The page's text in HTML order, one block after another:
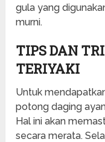
gula yang
murni.
TIPS DAN
TERIYAKI
Untuk
potong daging
Hal ini akan
secara merata.